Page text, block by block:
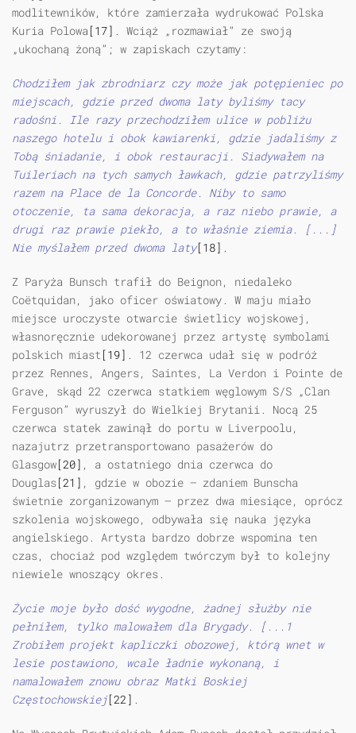
modlitewników, które zamierzała wydrukować Polska
Kuria Polowa[17] . Wciąż „rozmawiał” ze swoją
„ukochaną żoną”; w zapiskach czytamy:
Chodziłem jak zbrodniarz czy może jak potępieniec po
miejscach, gdzie przed dwoma laty byliśmy tacy
radośni. Ile razy przechodziłem ulice w pobliżu
naszego hotelu i obok kawiarenki, gdzie jadaliśmy z
Tobą śniadanie, i obok restauracji. Siadywałem na
Tuileriach na tych samych ławkach, gdzie patrzyliśmy
razem na Place de la Concorde. Niby to samo
otoczenie, ta sama dekoracja, a raz niebo prawie, a
drugi raz prawie piekło, a to właśnie ziemia. [...]
Nie myślałem przed dwoma laty[18] .
Z Paryża Bunsch trafił do Beignon, niedaleko
Coëtquidan, jako oficer oświatowy. W maju miało
miejsce uroczyste otwarcie świetlicy wojskowej,
własnoręcznie udekorowanej przez artystę symbolami
polskich miast [19] . 12 czerwca udał się w podróż
przez Rennes, Angers, Saintes, La Verdon i Pointe de
Grave, skąd 22 czerwca statkiem węglowym S/S „Clan
Ferguson” wyruszył do Wielkiej Brytanii. Nocą 25
czerwca statek zawinął do portu w Liverpoolu,
nazajutrz przetransportowano pasażerów do
Glasgow[20] , a ostatniego dnia czerwca do
Douglas[21] , gdzie w obozie — zdaniem Bunscha
świetnie zorganizowanym — przez dwa miesiące, oprócz
szkolenia wojskowego, odbywała się nauka języka
angielskiego. Artysta bardzo dobrze wspomina ten
czas, chociaż pod względem twórczym był to kolejny
niewiele wnoszący okres.
Życie moje było dość wygodne, żadnej służby nie
pełniłem, tylko malowałem dla Brygady. [...1
Zrobiłem projekt kapliczki obozowej, którą wnet w
lesie postawiono, wcale ładnie wykonaną, i
namalowałem znowu obraz Matki Boskiej
Częstochowskiej[22] .